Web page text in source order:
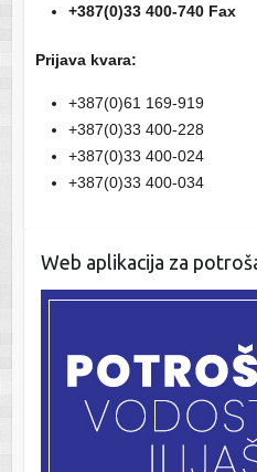
+387(0)33 400-740 Fax
Prijava kvara:
+387(0)61 169-919
+387(0)33 400-228
+387(0)33 400-024
+387(0)33 400-034
Web aplikacija za